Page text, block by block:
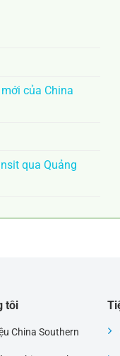
của China
qua Quảng
tôi
China Southern